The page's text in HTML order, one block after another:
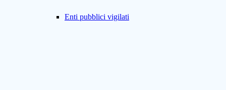
Enti pubblici vigilati